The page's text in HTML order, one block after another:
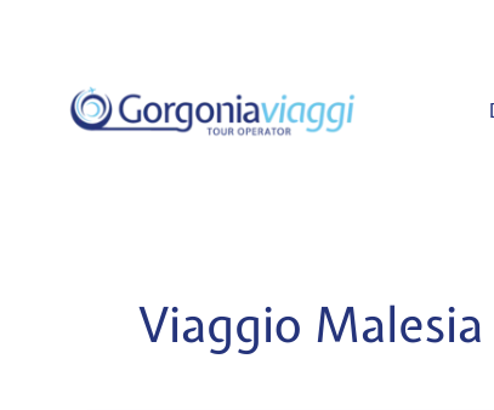
Viaggio Malesia